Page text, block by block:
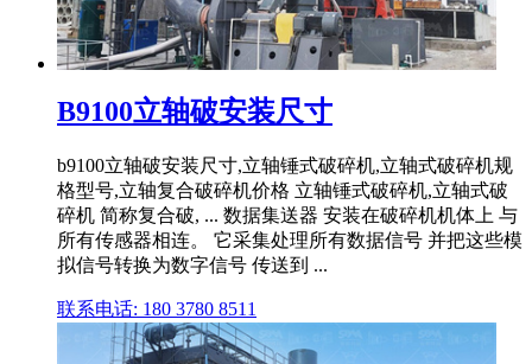
B9100立轴破安装尺寸
b9100立轴破安装尺寸,立轴锤式破碎机,立轴式破碎机规
格型号,立轴复合破碎机价格 立轴锤式破碎机,立轴式破
碎机 简称复合破, ... 数据集送器 安装在破碎机机体上 与
所有传感器相连。 它采集处理所有数据信号 并把这些模
拟信号转换为数字信号 传送到 ...
联系电话: 180 3780 8511